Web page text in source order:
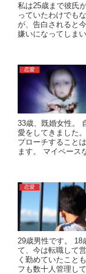
私は25歳まで彼氏
っていたわけでも
が、告白されると
嫌いになってしま
恋愛
33歳、既婚女性。
愛をしてきました
プローチすること
ます。 マイペース
恋愛
29歳男性です。 18
て、今は転職して
く勤めていたこと
フも数十人管理し